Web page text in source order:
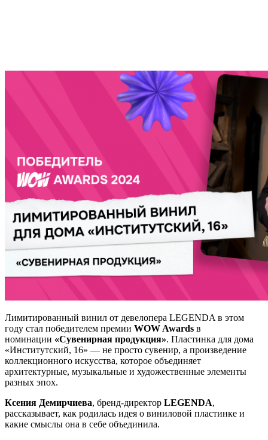
Лимитированный винил от девелопера LEGENDA в этом
году стал победителем премии WOW Awards в
номинации «Сувенирная продукция». Пластинка для дома
«Институтский, 16» — не просто сувенир, а произведение
коллекционного искусства, которое объединяет
архитектурные, музыкальные и художественные элементы
разных эпох.
Ксения Демирчиева, бренд-директор LEGENDA,
рассказывает, как родилась идея о виниловой пластинке и
какие смыслы она в себе объединила.